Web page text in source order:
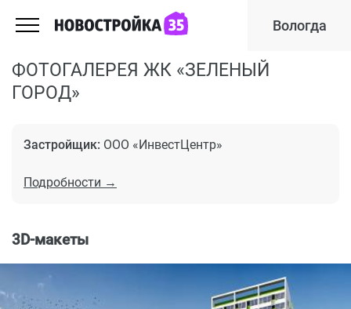
Вологда
ФОТОГАЛЕРЕЯ ЖК «ЗЕЛЕНЫЙ
ГОРОД»
Застройщик: ООО «ИнвестЦентр»
Подробности →
3D-макеты